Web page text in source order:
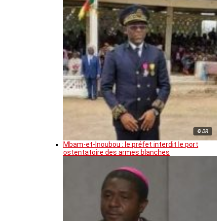
© DR
Mbam-et-Inoubou : le préfet interdit le port
ostentatoire des armes blanches